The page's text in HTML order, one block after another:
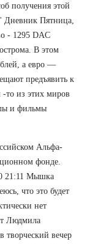
получения этой
Дневник Пятница,
- 1295 DAC
В этом
а евро —
предъявить к
то из этих миров
и фильмы
Альфа-
фонде.
21:11 Мышка
что это будет
нет
Людмила
творческий вечер